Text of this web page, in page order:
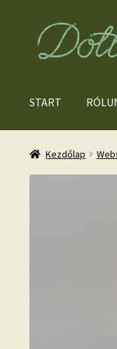
Ugrás
navigációhoz
Kilépés
tartalomba
START
Kezdőlap